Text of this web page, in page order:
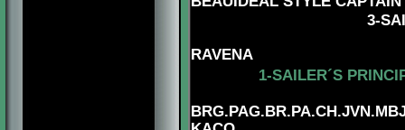
3-
RAVENA
1-SAILER´S
BRG.